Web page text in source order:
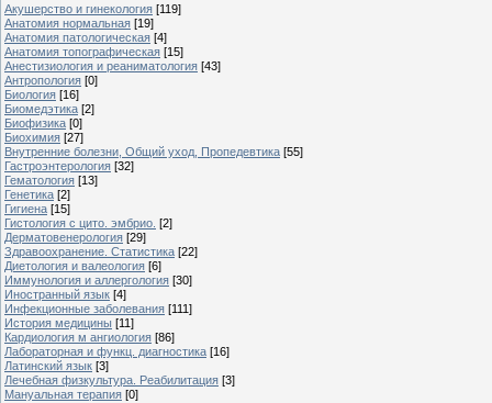
Акушерство и гинекология [119]
Анатомия нормальная [19]
Анатомия патологическая [4]
Анатомия топографическая [15]
Анестизиология и реаниматология [43]
Антропология [0]
Биология [16]
Биомедэтика [2]
Биофизика [0]
Биохимия [27]
Внутренние болезни, Общий уход, Пропедевтика [55]
Гастроэнтерология [32]
Гематология [13]
Генетика [2]
Гигиена [15]
Гистология с цито. эмбрио. [2]
Дерматовенерология [29]
Здравоохранение. Статистика [22]
Диетология и валеология [6]
Иммунология и аллергология [30]
Иностранный язык [4]
Инфекционные заболевания [111]
История медицины [11]
Кардиология м ангиология [86]
Лабораторная и функц. диагностика [16]
Латинский язык [3]
Лечебная физкультура. Реабилитация [3]
Мануальная терапия [0]